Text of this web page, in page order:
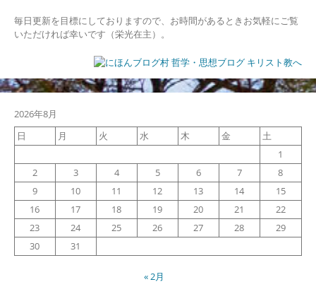
毎日更新を目標にしておりますので、お時間があるときお気軽にご覧
いただければ幸いです（栄光在主）。
2026年8月
日
月 火 水 木 金
土
1
2
3 4 5 6 7
8
9
10 11 12 13 14
15
16
17 18 19 20 21
22
23
24 25 26 27 28
29
30
31
« 2月